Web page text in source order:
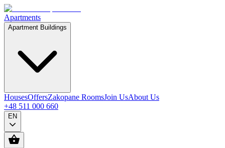
Apartments
Apartment Buildings
HousesOffersZakopane RoomsJoin UsAbout Us
+48 511 000 660
EN